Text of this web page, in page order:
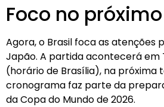
Foco no
Agora, o Brasil foca as atenções
Japão. A partida acontecerá em
(horário de Brasília), na próxima
cronograma faz parte da
da Copa do Mundo de 2026.